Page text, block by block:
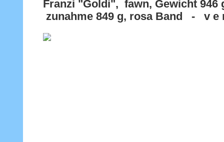
Franzi "Goldi", fawn, Gewicht
zunahme 849 g, rosa Band - v e